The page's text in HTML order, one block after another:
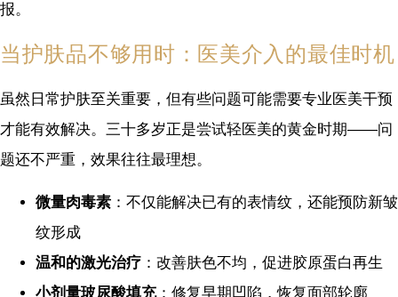
报。
当护肤品不够用时：医美介入的最佳时机
虽然日常护肤至关重要，但有些问题可能需要专业医美干预
才能有效解决。三十多岁正是尝试轻医美的黄金时期——问
题还不严重，效果往往最理想。
微量肉毒素 ：不仅能解决已有的表情纹，还能预防新皱
纹形成
温和的激光治疗 ：改善肤色不均，促进胶原蛋白再生
小剂量玻尿酸填充：修复早期凹陷，恢复面部轮廓